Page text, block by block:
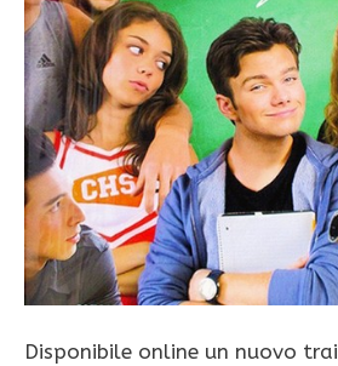
Disponibile online un nuovo